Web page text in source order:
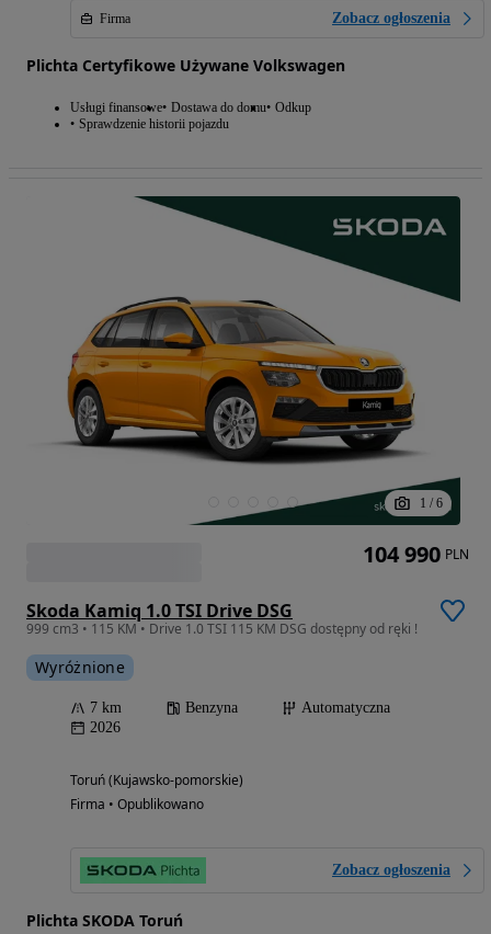
Firma Zobacz ogłoszenia
Plichta Certyfikowe Używane Volkswagen
Usługi finansowe Dostawa do domu
Odkup
Sprawdzenie historii pojazdu
1 / 6
Skoda Kamiq 1.0 TSI Drive DSG
999 cm3 • 115 KM • Drive 1.0 TSI 115 KM DSG dostępny od ręki !
Wyróżnione
7 km Benzyna
Automatyczna
2026
Toruń (Kujawsko-pomorskie)
Firma • Opublikowano
Zobacz ogłoszenia
Plichta SKODA Toruń
104 990 PLN